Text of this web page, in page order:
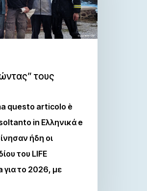
τους
questo articolo è
in Ελληνικά e
ήδη οι
του LIFE
το 2026, με